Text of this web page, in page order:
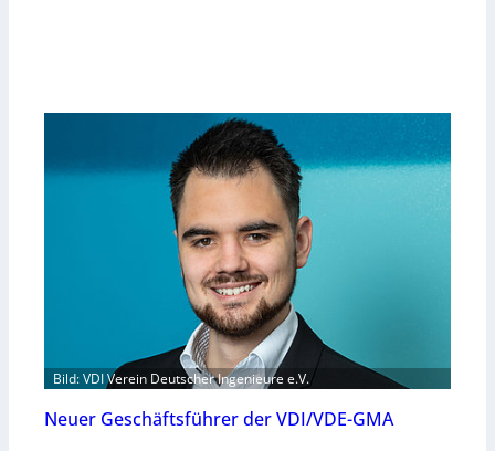
Bild: VDI Verein Deutscher Ingenieure e.V.
Neuer Geschäftsführer der VDI/VDE-GMA